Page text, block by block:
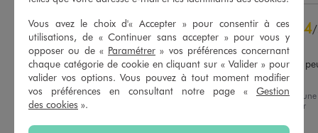
5étoiles
3
4 étoiles
3étoiles
0
2étoiles
0
1étoile 1
Trier les avis
4/
Avis vérifié et récompensé
Bon rendu. Bien taillé.  Un
lourd
Avis du29/06/2026 , suite à une
par
Vous avez le choix d'« Accepter » pour consentir à ces
utilisations, de « Continuer sans accepter » pour vous y
opposer ou de « Paramétrer » vos préférences concernant
chaque catégorie de cookie en cliquant sur « Valider » pour
valider vos options. Vous pouvez à tout moment modifier
vos préférences en consultant notre page « Gestion
des cookies ».